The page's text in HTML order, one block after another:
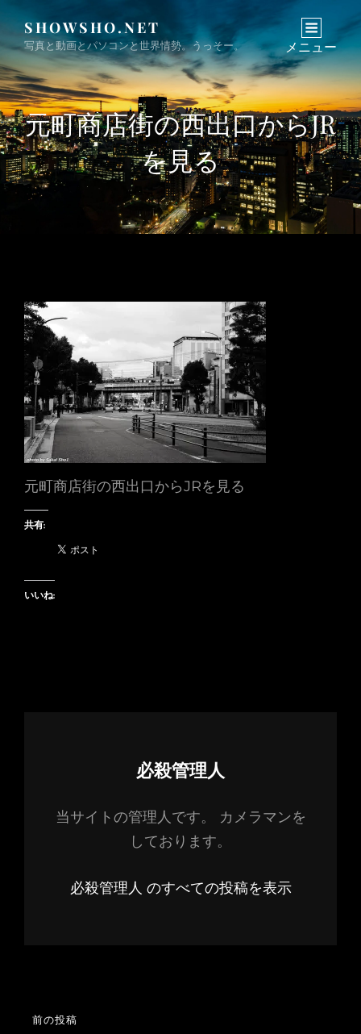
SHOWSHO.NET
写真と動画とパソコンと世界情勢。うっそー。 メニュー
元町商店街の西出口からJR
を見る
元町商店街の西出口からJRを見る
共有:
いいね:
投
者:
必殺管理人
当サイトの管理人です。 カメラマンを
しております。
必殺管理人 のすべての投稿を表示
投
前
前の投稿